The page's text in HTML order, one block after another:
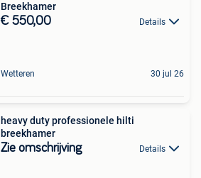
Breekhamer
€ 550,00 Details
Wetteren 30 jul 26
heavy duty professionele hilti
breekhamer
Zie omschrijving Details